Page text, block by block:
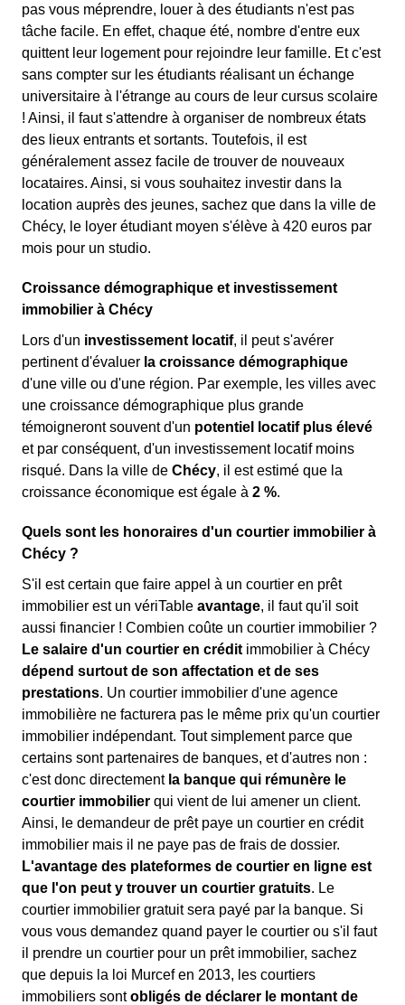
pas vous méprendre, louer à des étudiants n'est pas
tâche facile. En effet, chaque été, nombre d'entre eux
quittent leur logement pour rejoindre leur famille. Et c'est
sans compter sur les étudiants réalisant un échange
universitaire à l'étrange au cours de leur cursus scolaire
! Ainsi, il faut s'attendre à organiser de nombreux états
des lieux entrants et sortants. Toutefois, il est
généralement assez facile de trouver de nouveaux
locataires. Ainsi, si vous souhaitez investir dans la
location auprès des jeunes, sachez que dans la ville de
Chécy, le loyer étudiant moyen s'élève à 420 euros par
mois pour un studio.
Croissance démographique et investissement
immobilier à Chécy
Lors d'un investissement locatif, il peut s'avérer
pertinent d'évaluer la croissance démographique
d'une ville ou d'une région. Par exemple, les villes avec
une croissance démographique plus grande
témoigneront souvent d'un potentiel locatif plus élevé
et par conséquent, d'un investissement locatif moins
risqué. Dans la ville de Chécy, il est estimé que la
croissance économique est égale à 2 %.
Quels sont les honoraires d'un courtier immobilier à
Chécy ?
S'il est certain que faire appel à un courtier en prêt
immobilier est un vériTable avantage, il faut qu'il soit
aussi financier ! Combien coûte un courtier immobilier ?
Le salaire d'un courtier en crédit immobilier à Chécy
dépend surtout de son affectation et de ses
prestations. Un courtier immobilier d'une agence
immobilière ne facturera pas le même prix qu'un courtier
immobilier indépendant. Tout simplement parce que
certains sont partenaires de banques, et d'autres non :
c'est donc directement la banque qui rémunère le
courtier immobilier qui vient de lui amener un client.
Ainsi, le demandeur de prêt paye un courtier en crédit
immobilier mais il ne paye pas de frais de dossier.
L'avantage des plateformes de courtier en ligne est
que l'on peut y trouver un courtier gratuits. Le
courtier immobilier gratuit sera payé par la banque. Si
vous vous demandez quand payer le courtier ou s'il faut
il prendre un courtier pour un prêt immobilier, sachez
que depuis la loi Murcef en 2013, les courtiers
immobiliers sontobligés de déclarer le montant de